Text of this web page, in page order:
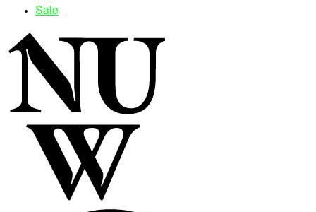
Sale